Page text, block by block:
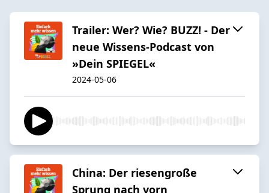
Trailer: Wer? Wie? BUZZ! - Der
neue Wissens-Podcast von
»Dein SPIEGEL«
2024-05-06
China: Der riesengroße
Sprung nach vorn